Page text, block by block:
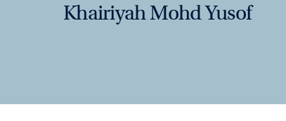
Khairiyah Mohd Yusof